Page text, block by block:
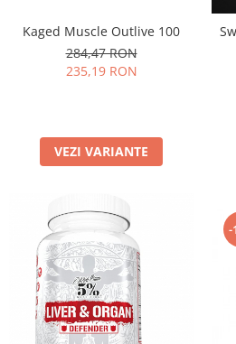
Kaged Muscle Outlive 100
284,47 RON
235,19 RON
VEZI VARIANTE
-